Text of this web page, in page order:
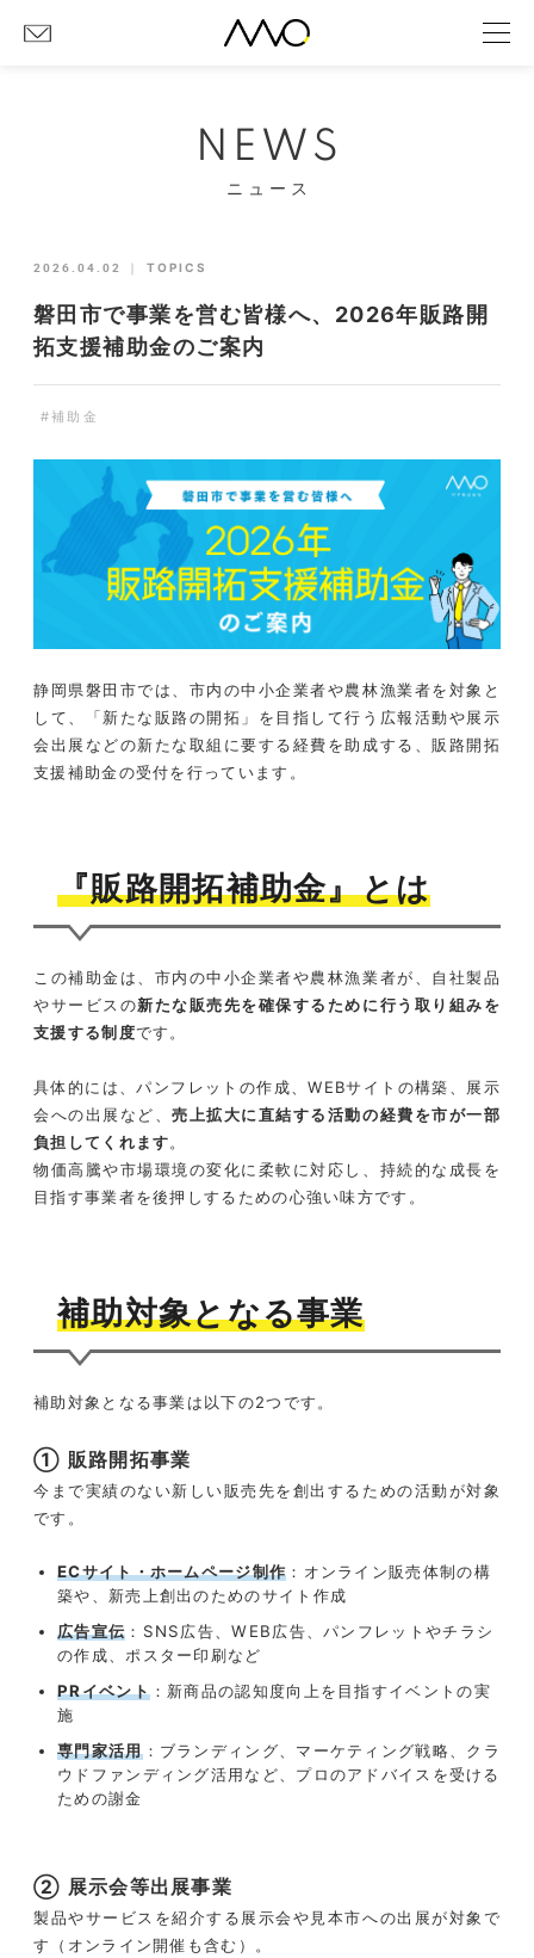
NEWS
ニュース
2026.04.02 ｜ TOPICS
磐田市で事業を営む皆様へ、2026年販路開
拓支援補助金のご案内
#補助金
静岡県磐田市では、市内の中小企業者や農林漁業者を対象と
して、「新たな販路の開拓」を目指して行う広報活動や展示
会出展などの新たな取組に要する経費を助成する、販路開拓
支援補助金の受付を行っています。
『販路開拓補助金』とは
この補助金は、市内の中小企業者や農林漁業者が、自社製品
やサービスの新たな販売先を確保するために行う取り組みを
支援する制度です。
具体的には、パンフレットの作成、WEBサイトの構築、展示
会への出展など、売上拡大に直結する活動の経費を市が一部
負担してくれます。
物価高騰や市場環境の変化に柔軟に対応し、持続的な成長を
目指す事業者を後押しするための心強い味方です。
補助対象となる事業
補助対象となる事業は以下の2つです。
① 販路開拓事業
今まで実績のない新しい販売先を創出するための活動が対象
です。
ECサイト・ホームページ制作 ：オンライン販売体制の構
築や、新売上創出のためのサイト作成
広告宣伝 ：SNS広告、WEB広告、パンフレットやチラシ
の作成、ポスター印刷など
PRイベント：新商品の認知度向上を目指すイベントの実
施
専門家活用：ブランディング、マーケティング戦略、クラ
ウドファンディング活用など、プロのアドバイスを受ける
ための謝金
② 展示会等出展事業
製品やサービスを紹介する展示会や見本市への出展が対象で
す（オンライン開催も含む）。